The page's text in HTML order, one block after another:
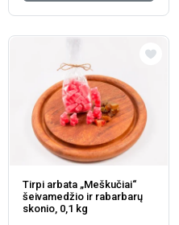
Tirpi arbata „Meškučiai“
šeivamedžio ir rabarbarų
skonio, 0,1 kg